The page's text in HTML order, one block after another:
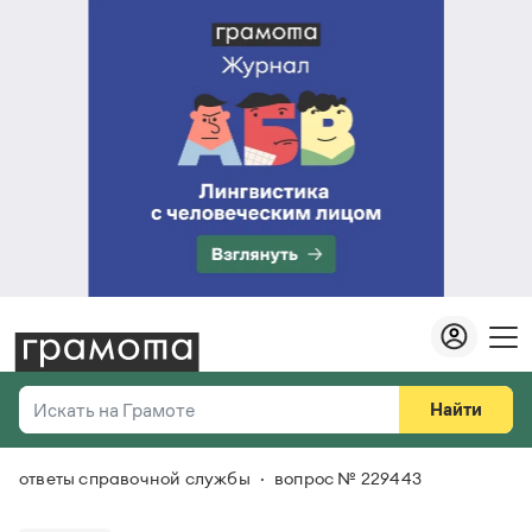
Искать на Грамоте
Справочная служба
Найти
Везде
ответы справочной службы вопрос № 229443